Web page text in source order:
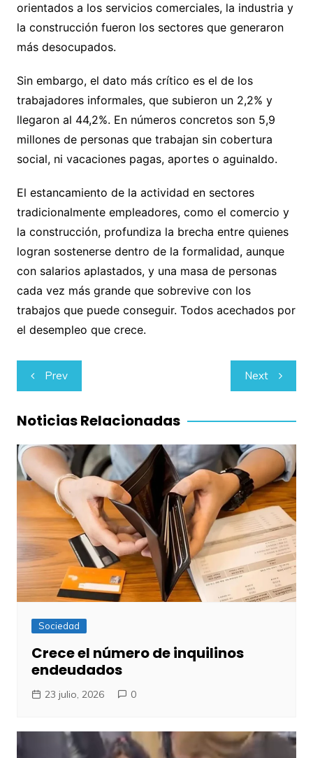
orientados a los servicios comerciales, la industria y
la construcción fueron los sectores que generaron
más desocupados.
Sin embargo, el dato más crítico es el de los
trabajadores informales, que subieron un 2,2% y
llegaron al 44,2%. En números concretos son 5,9
millones de personas que trabajan sin cobertura
social, ni vacaciones pagas, aportes o aguinaldo.
El estancamiento de la actividad en sectores
tradicionalmente empleadores, como el comercio y
la construcción, profundiza la brecha entre quienes
logran sostenerse dentro de la formalidad, aunque
con salarios aplastados, y una masa de personas
cada vez más grande que sobrevive con los
trabajos que puede conseguir. Todos acechados por
el desempleo que crece.
Navegación
de
entradas
Prev Next
Noticias Relacionadas
Sociedad
Crece el número de inquilinos
endeudados
23 julio, 2026 0